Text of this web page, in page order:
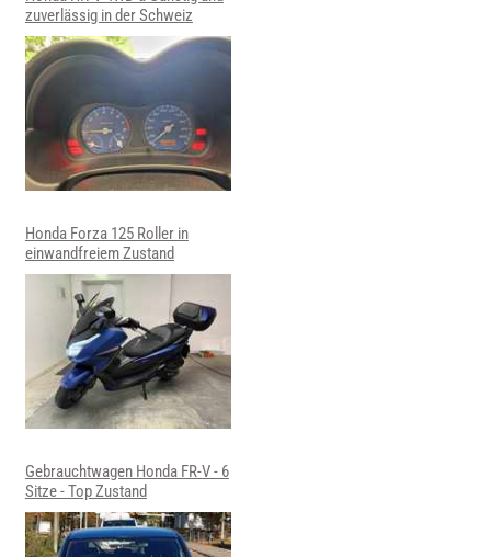
zuverlässig in der Schweiz
Honda Forza 125 Roller in
einwandfreiem Zustand
Gebrauchtwagen Honda FR-V - 6
Sitze - Top Zustand